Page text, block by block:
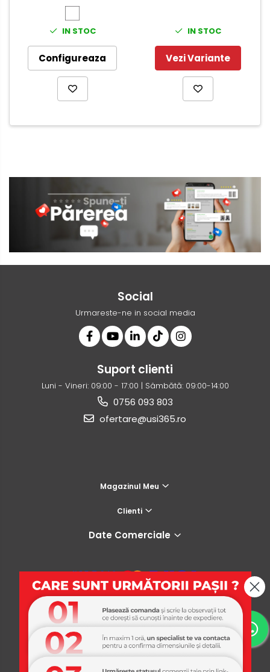
IN STOC
Configureaza
IN STOC
Vezi Variante
Social
Urmareste-ne in social media
Suport clienti
Luni - Vineri: 09:00 - 17:00 | Sâmbătă: 09:00-14:00
0756 093 803
ofertare@usi365.ro
Magazinul Meu
Clienti
Date Comerciale
USI365